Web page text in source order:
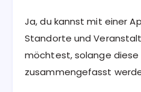
Ja, du kannst mit einer
Standorte und
möchtest, solange diese
zusammengefasst